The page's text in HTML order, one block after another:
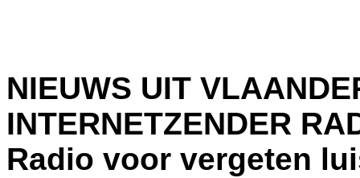
NIEUWS UIT
INTERNETZENDER
Radio voor vergeten